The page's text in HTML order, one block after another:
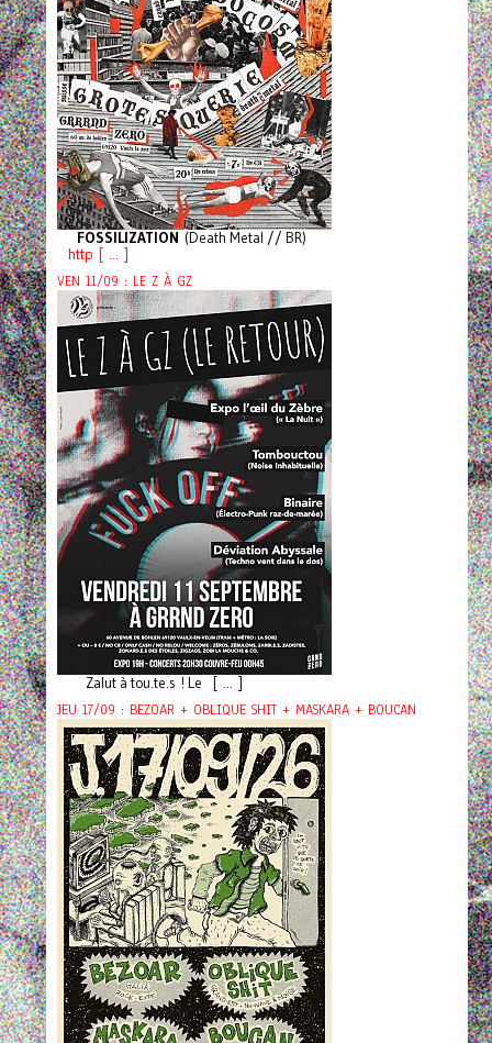
FOSSILIZATION (Death Metal // BR)
http [ ... ]
VEN 11/09 : LE Z À GZ
Zalut à tou.te.s ! Le [ ... ]
JEU 17/09 : BEZOAR + OBLIQUE SHIT + MASKARA + BOUCAN